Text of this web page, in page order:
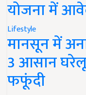
योजना में
Lifestyle
मानसून में
3 आसान
फफूंदी